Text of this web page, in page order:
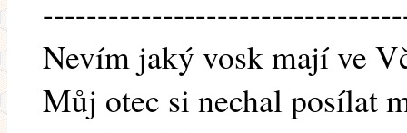
Nevím jaký vosk mají ve
Můj otec si nechal posílat